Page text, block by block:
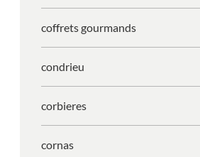
coffrets gourmands
condrieu
corbieres
cornas